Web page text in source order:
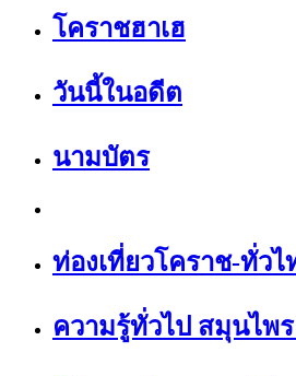
โคราชฮาเฮ
วันนี้ในอดีต
นามบัตร
ท่องเที่ยวโคราช-ทั่วไ
ความรู้ทั่วไป สมุนไพ